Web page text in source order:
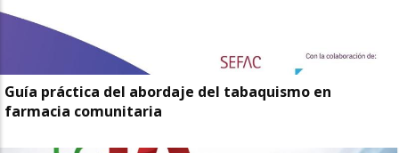
Guía práctica del abordaje del tabaquismo en
farmacia comunitaria